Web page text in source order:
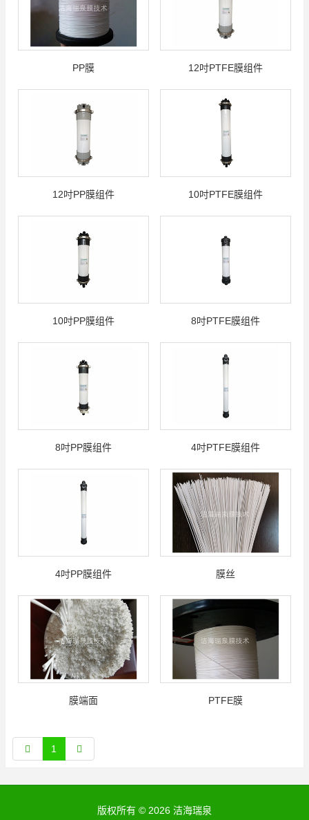
PP膜 12吋PTFE膜组件
12吋PP膜组件 10吋PTFE膜组件
10吋PP膜组件 8吋PTFE膜组件
8吋PP膜组件 4吋PTFE膜组件
4吋PP膜组件 膜丝
膜端面 PTFE膜
1
版权所有 © 2026 洁海瑞泉